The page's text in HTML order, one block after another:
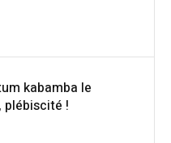
kabamba le
plébiscité !